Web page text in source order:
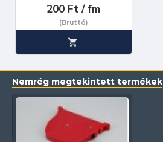
200 Ft / fm
(Bruttó)
Nemrég megtekintett termékek